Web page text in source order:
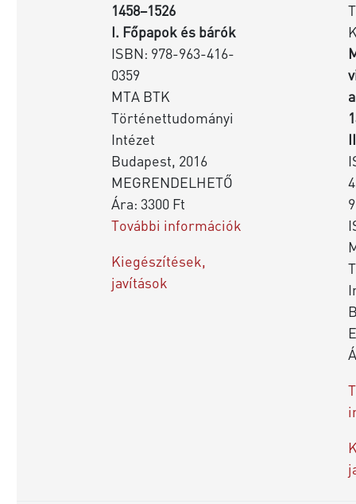
1458–1526
I. Főpapok és bárók
ISBN: 978-963-416-
0359
MTA BTK
Történettudományi
Intézet
Budapest, 2016
MEGRENDELHETŐ
Ára: 3300 Ft
További információk
Kiegészítések,
javítások